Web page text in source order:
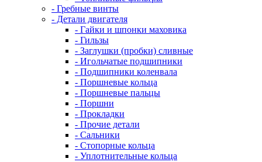
- Гребные винты
- Детали двигателя
- Гайки и шпонки маховика
- Гильзы
- Заглушки (пробки) сливные
- Игольчатые подшипники
- Подшипники коленвала
- Поршневые кольца
- Поршневые пальцы
- Поршни
- Прокладки
- Прочие детали
- Сальники
- Стопорные кольца
- Уплотнительные кольца